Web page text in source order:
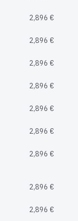
2,896 €
2,896 €
2,896 €
2,896 €
2,896 €
2,896 €
2,896 €
2,896 €
2,896 €